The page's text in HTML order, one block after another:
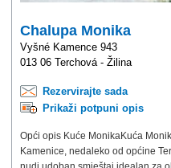
Chalupa Monika
Vyšné Kamence 943
013 06 Terchová - Žilina
Rezervirajte sada
Prikaži potpuni opis
Opći opis Kuće MonikaKuća
Kamenice, nedaleko od općine